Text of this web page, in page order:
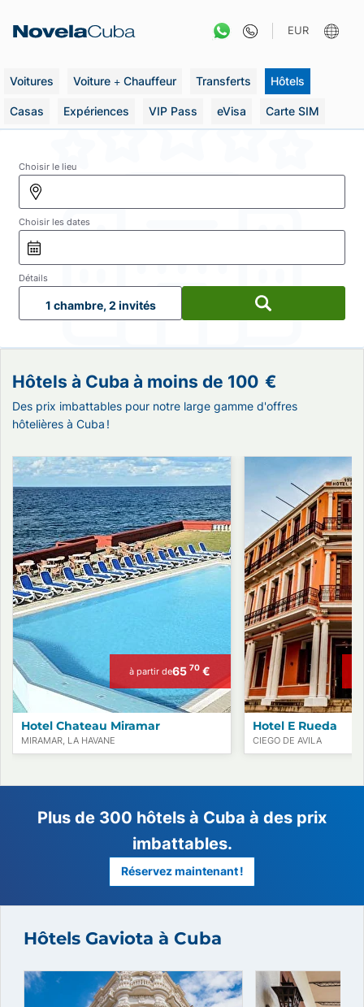
EUR
Voitures Voiture + Chauffeur Transferts Hôtels
Casas Expériences VIP Pass eVisa Carte SIM
Choisir le lieu
Choisir les dates
Détails
1 chambre, 2 invités
Hôtels à Cuba à moins de 100 €
Des prix imbattables pour notre large gamme d'offres
hôtelières à Cuba !
Hotel Chateau Miramar
MIRAMAR, LA HAVANE
à partir de65 70€
Hotel E Rueda
CIEGO DE AVILA
Hôtels Gaviota à Cuba